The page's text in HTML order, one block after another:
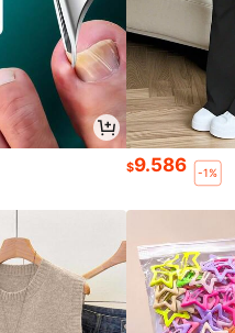
$9.586 -1%